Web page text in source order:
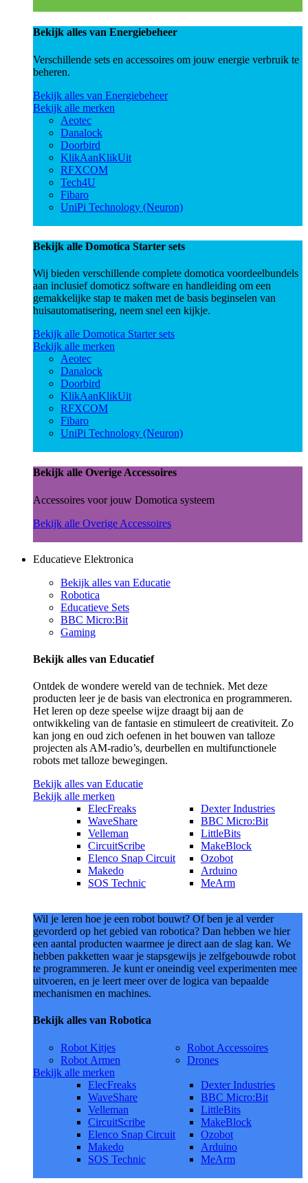
Bekijk alles van Energiebeheer
Verschillende sets en accessoires om jouw energie verbruik te
beheren.
Bekijk alles van Energiebeheer
Bekijk alle merken
Aeotec
Danalock
Doorbird
KlikAanKlikUit
RFXCOM
Tech4U
Fibaro
UniPi Technology (Neuron)
Bekijk alle Domotica Starter sets
Wij bieden verschillende complete domotica voordeelbundels
aan inclusief domoticz software en handleiding om een
gemakkelijke stap te maken met de basis beginselen van
huisautomatisering, neem snel een kijkje.
Bekijk alle Domotica Starter sets
Bekijk alle merken
Aeotec
Danalock
Doorbird
KlikAanKlikUit
RFXCOM
Fibaro
UniPi Technology (Neuron)
Bekijk alle Overige Accessoires
Accessoires voor jouw Domotica systeem
Bekijk alle Overige Accessoires
Educatieve Elektronica
Bekijk alles van Educatie
Robotica
Educatieve Sets
BBC Micro:Bit
Gaming
Bekijk alles van Educatief
Ontdek de wondere wereld van de techniek. Met deze
producten leer je de basis van electronica en programmeren.
Het leren op deze speelse wijze draagt bij aan de
ontwikkeling van de fantasie en stimuleert de creativiteit. Zo
kan jong en oud zich oefenen in het bouwen van talloze
projecten als AM-radio’s, deurbellen en multifunctionele
robots met talloze bewegingen.
Bekijk alles van Educatie
Bekijk alle merken
ElecFreaks
WaveShare
Velleman
CircuitScribe
Elenco Snap Circuit
Makedo
SOS Technic
Dexter Industries
BBC Micro:Bit
LittleBits
MakeBlock
Ozobot
Arduino
MeArm
Wil je leren hoe je een robot bouwt? Of ben je al verder
gevorderd op het gebied van robotica? Dan hebben we hier
een aantal producten waarmee je direct aan de slag kan. We
hebben pakketten waar je stapsgewijs je zelfgebouwde robot
te programmeren. Je kunt er oneindig veel experimenten mee
uitvoeren, en je leert meer over de logica van bepaalde
mechanismen en machines.
Bekijk alles van Robotica
Robot Kitjes
Robot Armen
Robot Accessoires
Drones
Bekijk alle merken
ElecFreaks
WaveShare
Velleman
CircuitScribe
Elenco Snap Circuit
Makedo
SOS Technic
Dexter Industries
BBC Micro:Bit
LittleBits
MakeBlock
Ozobot
Arduino
MeArm